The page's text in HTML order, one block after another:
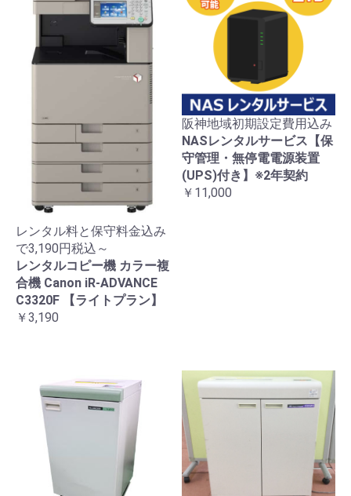
レンタル料と保守料金込み
で3,190円税込～
レンタルコピー機 カラー複
合機 Canon iR-ADVANCE
C3320F 【ライトプラン】
￥3,190
阪神地域初期設定費用込み
NASレンタルサービス【保
守管理・無停電電源装置
(UPS)付き】※2年契約
￥11,000